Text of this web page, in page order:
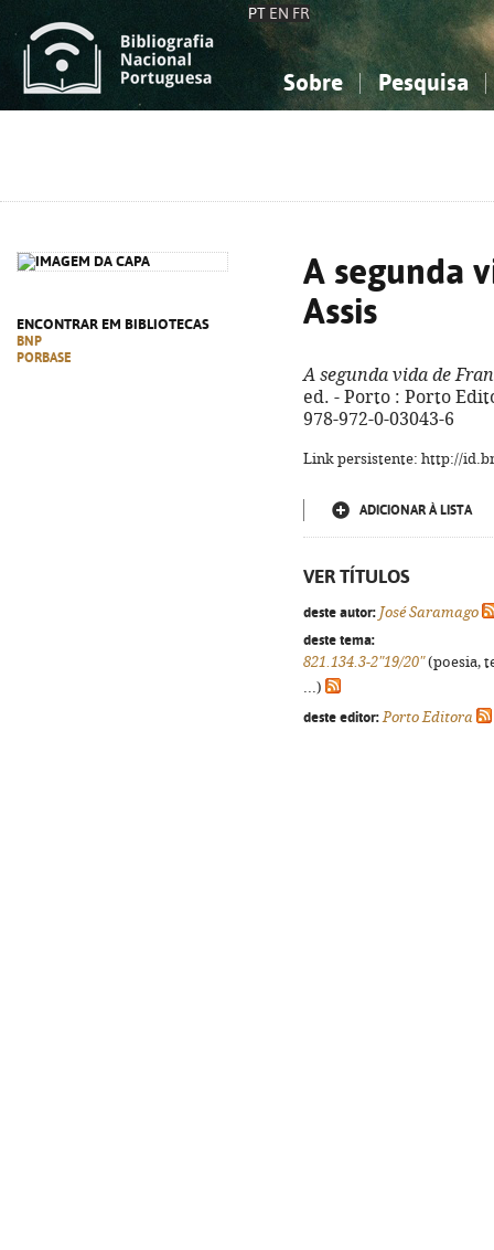
PT EN FR
Sobre Pesquisa
ENCONTRAR EM BIBLIOTECAS
BNP
PORBASE
A segunda
Assis
A segunda vida de
ed. - Porto : Porto
978-972-0-03043-6
Link persistente: http://
ADICIONAR À LISTA
VER TÍTULOS
deste autor: José Saramago
deste tema:
821.134.3-2"19/20"(poesia,
...)
deste editor: Porto Editora